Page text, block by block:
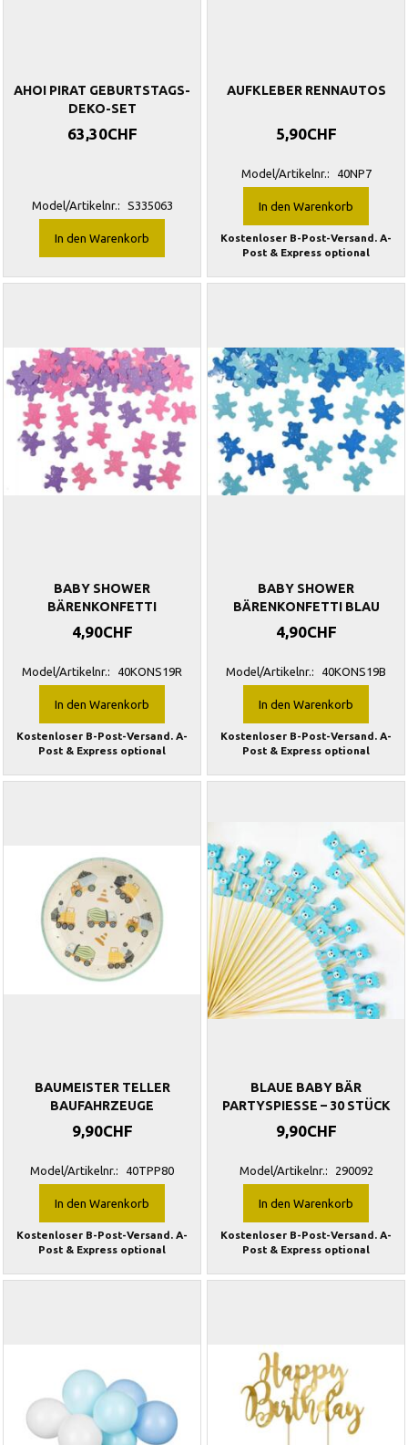
AHOI PIRAT GEBURTSTAGS-
DEKO-SET
63,30CHF
Model/Artikelnr.: S335063
In den Warenkorb
AUFKLEBER RENNAUTOS
5,90CHF
Model/Artikelnr.: 40NP7
In den Warenkorb
Kostenloser B-Post-Versand. A-
Post & Express optional
BABY SHOWER
BÄRENKONFETTI
4,90CHF
Model/Artikelnr.: 40KONS19R
In den Warenkorb
Kostenloser B-Post-Versand. A-
Post & Express optional
BABY SHOWER
BÄRENKONFETTI BLAU
4,90CHF
Model/Artikelnr.: 40KONS19B
In den Warenkorb
Kostenloser B-Post-Versand. A-
Post & Express optional
BAUMEISTER TELLER
BAUFAHRZEUGE
9,90CHF
Model/Artikelnr.: 40TPP80
In den Warenkorb
Kostenloser B-Post-Versand. A-
Post & Express optional
BLAUE BABY BÄR
PARTYSPIESSE – 30 STÜCK
9,90CHF
Model/Artikelnr.: 290092
In den Warenkorb
Kostenloser B-Post-Versand. A-
Post & Express optional